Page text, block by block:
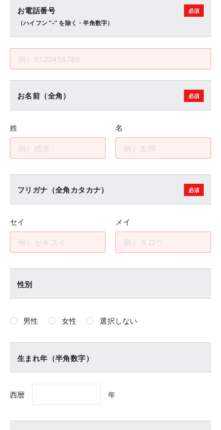
お電話番号
（ハイフン "-" を除く・半角数字）
お名前（全角）
姓 名
フリガナ（全角カタカナ）
セイ メイ
性別
男性 女性 選択しない
生まれ年（半角数字）
西暦 年